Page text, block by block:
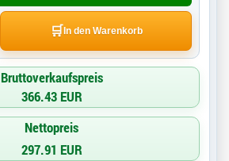
🛒 In den Warenkorb
Bruttoverkaufspreis
366.43 EUR
Nettopreis
297.91 EUR